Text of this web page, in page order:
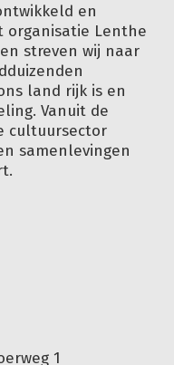
en
organisatie Lenthe
streven wij naar
land rijk is en
Vanuit de
cultuursector
samenlevingen
1